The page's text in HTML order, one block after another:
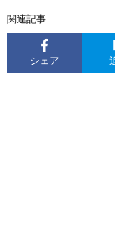
関連記事
シェア